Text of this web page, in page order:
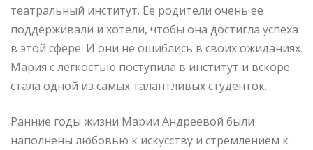
театральный институт. Ее родители очень ее
поддерживали и хотели, чтобы она достигла успеха
в этой сфере. И они не ошиблись в своих ожиданиях.
Мария с легкостью поступила в институт и вскоре
стала одной из самых талантливых студенток.
Ранние годы жизни Марии Андреевой были
наполнены любовью к искусству и стремлением к